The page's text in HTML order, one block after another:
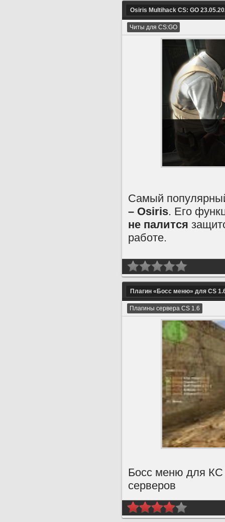
Osiris Multihack CS: GO
Читы для CS:GO
Самый
– Osiris. Его
не палится
работе.
Плагин «Босс меню» для CS
Плагины сервера CS 1.6
Босс меню для КС
серверов